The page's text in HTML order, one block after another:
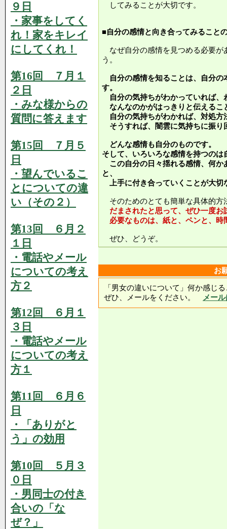
９日
・家事をしてく
れ！家をキレイ
にしてくれ！
第16回 ７月１
２日
・みな様からの
質問に答えます
第15回 ７月５
日
・望んでいるこ
とについての違
い（その２）
第13回 ６月２
１日
・電話やメール
についての考え
方２
第12回 ６月１
３日
・電話やメール
についての考え
方１
第11回 ６月６
日
・「ありがと
う」の効用
第10回 ５月３
０日
・男同士の付き
合いの「な
ぜ？」
してみることが大切です。
■自分の感情と向き合ってみること
なぜ自分の感情を見つめる必要
う。
自分の感情を知ることは、自分の
す。
自分の気持ちがわかっていれば、
なんなのかがはっきりと伝えるこ
自分の気持ちがわかれば、対処方
そうすれば、闇雲に気持ちに振
どんな感情も自分のものです。
そして、いろいろな感情を持つのは
この自分の日々揺れる感情、何か
と、
上手に付き合っていくことが大切
そのためのとても簡単な具体的方
だまされたと思って、ぜひ一度お
必要なものは、紙と、ペンと、時
ぜひ、どうぞ。
お
「男女の違いについて」何か感じ
ぜひ、メールをください。
メー